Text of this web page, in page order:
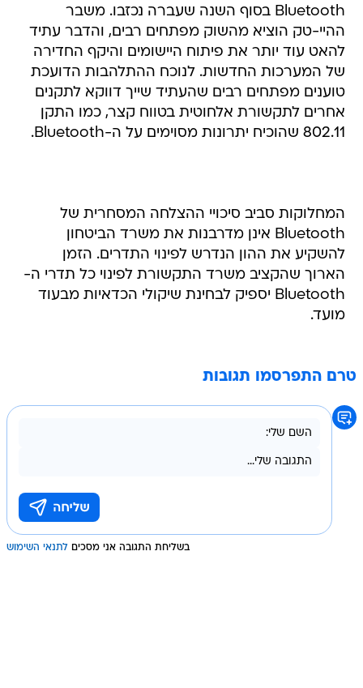
Bluetooth בסוף השנה שעברה נכזבו. משבר
ההיי-טק הוציא מהשוק מפתחים רבים, והדבר עתיד
להאט עוד יותר את פיתוח היישומים והיקף החדירה
של המערכות החדשות. לנוכח ההתלהבות הדועכת
טוענים מפתחים רבים שהעתיד שייך דווקא לתקנים
אחרים לתקשורת אלחוטית בטווח קצר, כמו התקן
802.11 שהוכיח יתרונות מסוימים על ה-Bluetooth.
המחלוקות סביב סיכויי ההצלחה המסחרית של
Bluetooth אינן מדרבנות את משרד הביטחון
להשקיע את ההון הנדרש לפינוי התדרים. הזמן
הארוך שהקציב משרד התקשורת לפינוי כל תדרי ה-
Bluetooth יספיק לבחינת שיקולי הכדאיות מבעוד
מועד.
טרם התפרסמו תגובות
בשליחת התגובה אני מסכים לתנאי השימוש